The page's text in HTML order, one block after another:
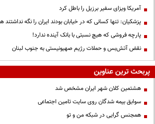
آمریکا ویزای سفیر برزیل را باطل کرد
پزشکیان: تنها کسانی که در خیابان بودند ایران را نگه
پارچه فروشی که هیچ نسبتی با بانک آینده ندارد!
نقض آتش‌بس و حملات رژیم صهیونیستی به جنوب لبنان
پربحث ترین عناوین
هشتمین کلان شهر ایران مشخص شد
سوابق بیمه شدگان روی سایت تامین اجتماعی
همجنس گرایی در شبکه من و تو